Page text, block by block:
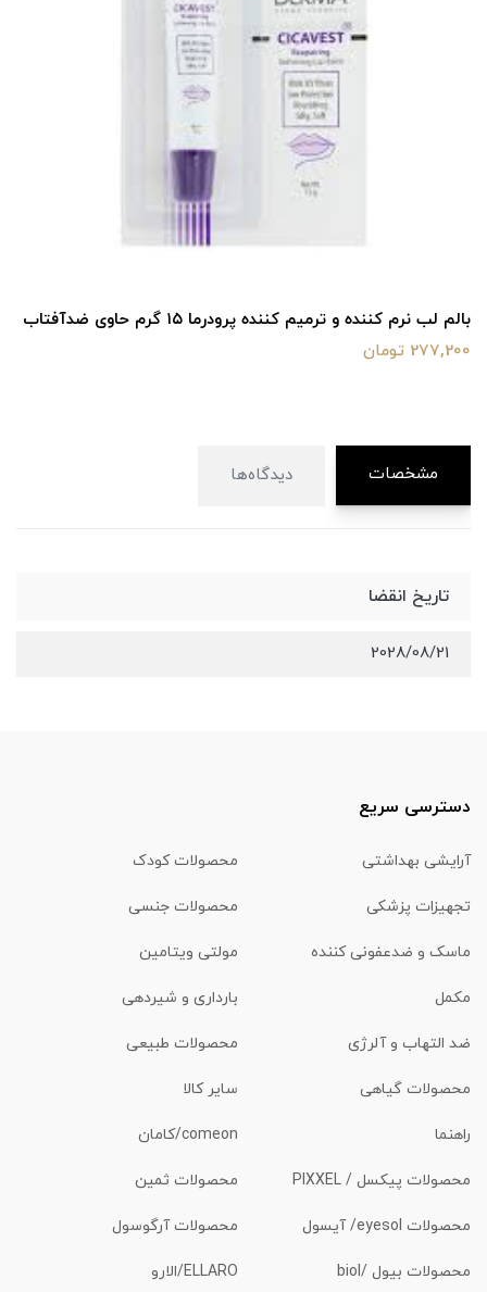
بالم لب نرم کننده و ترمیم کننده پرودرما ۱۵ گرم حاوی ضدآفتاب
277,200 تومان
مشخصات دیدگاه‌ها
تاریخ انقضا
2028/08/21
دسترسی سریع
آرایشی بهداشتی محصولات کودک
تجهیزات پزشکی محصولات جنسی
ماسک و ضدعفونی کننده مولتی ویتامین
مکمل بارداری و شیردهی
ضد التهاب و آلرژی محصولات طبیعی
محصولات گیاهی سایر کالا
راهنما comeon/کامان
محصولات پیکسل / PIXXEL محصولات ثمین
محصولات eyesol/ آیسول محصولات آرگوسول
محصولات بیول /biol ELLARO/الارو